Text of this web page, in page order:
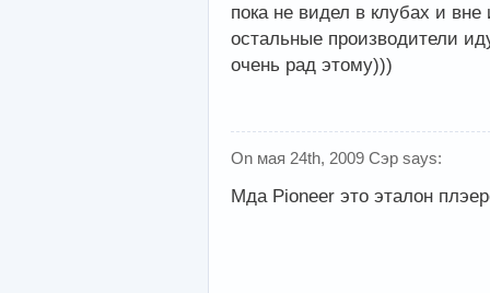
пока не видел в клубах и вне
остальные производители
очень рад этому)))
On мая 24th, 2009 Сэр says:
Мда Pioneer это эталон